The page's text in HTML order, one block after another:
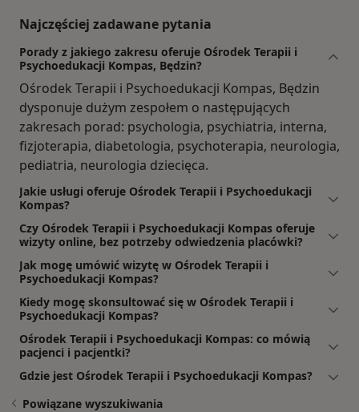
Najczęściej zadawane pytania
Porady z jakiego zakresu oferuje Ośrodek Terapii i
Psychoedukacji Kompas, Będzin?
Ośrodek Terapii i Psychoedukacji Kompas, Będzin
dysponuje dużym zespołem o następujących
zakresach porad: psychologia, psychiatria, interna,
fizjoterapia, diabetologia, psychoterapia, neurologia,
pediatria, neurologia dziecięca.
Jakie usługi oferuje Ośrodek Terapii i Psychoedukacji
Kompas?
Czy Ośrodek Terapii i Psychoedukacji Kompas oferuje
wizyty online, bez potrzeby odwiedzenia placówki?
Jak mogę umówić wizytę w Ośrodek Terapii i
Psychoedukacji Kompas?
Kiedy mogę skonsultować się w Ośrodek Terapii i
Psychoedukacji Kompas?
Ośrodek Terapii i Psychoedukacji Kompas: co mówią
pacjenci i pacjentki?
Gdzie jest Ośrodek Terapii i Psychoedukacji Kompas?
Powiązane wyszukiwania